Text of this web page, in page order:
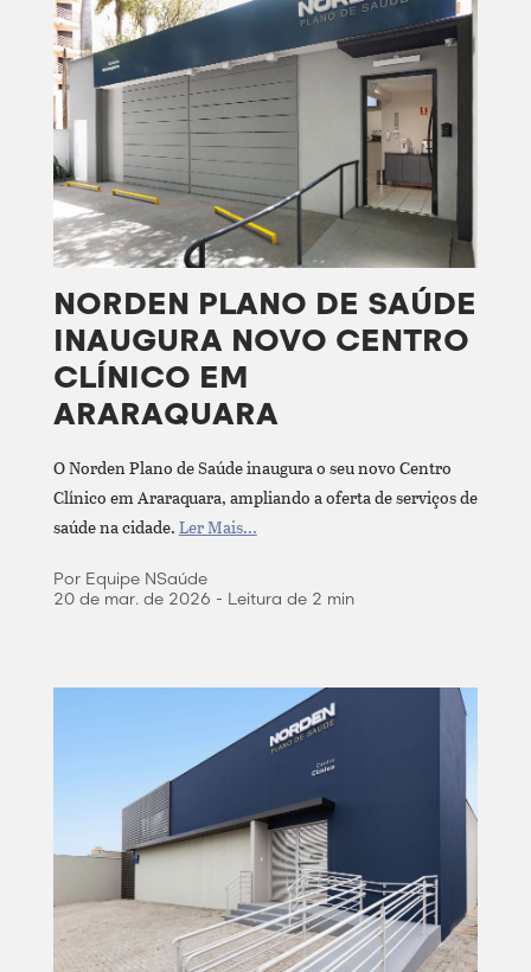
NORDEN PLANO DE SAÚDE
INAUGURA NOVO CENTRO
CLÍNICO EM
ARARAQUARA
O Norden Plano de Saúde inaugura o seu novo Centro
Clínico em Araraquara, ampliando a oferta de serviços de
saúde na cidade.Ler Mais...
Por Equipe NSaúde
20 de mar. de 2026 - Leitura de 2 min